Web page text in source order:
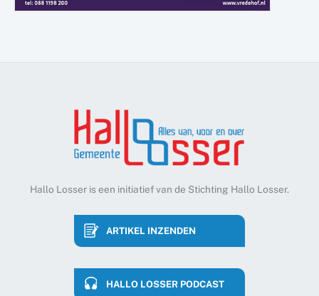
Hallo Losser is een initiatief van de Stichting Hallo Losser.
ARTIKEL INZENDEN
HALLO LOSSER PODCAST